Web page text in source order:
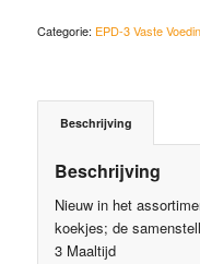
Categorie: EPD-3 Vaste
Beschrijving
Beschrijving
Nieuw in het
koekjes; de
3 Maaltijd